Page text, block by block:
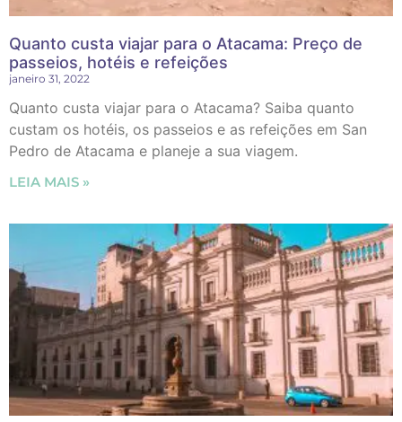
Quanto custa viajar para o Atacama: Preço de
passeios, hotéis e refeições
janeiro 31, 2022
Quanto custa viajar para o Atacama? Saiba quanto
custam os hotéis, os passeios e as refeições em San
Pedro de Atacama e planeje a sua viagem.
LEIA MAIS »